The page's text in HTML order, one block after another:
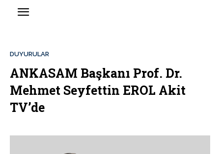
DUYURULAR
ANKASAM Başkanı Prof. Dr.
Mehmet Seyfettin EROL Akit
TV’de